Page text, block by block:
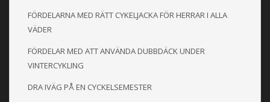
FÖRDELARNA MED RÄTT CYKELJACKA FÖR HERRAR I ALLA
VÄDER
FÖRDELAR MED ATT ANVÄNDA DUBBDÄCK UNDER
VINTERCYKLING
DRA IVÄG PÅ EN CYCKELSEMESTER